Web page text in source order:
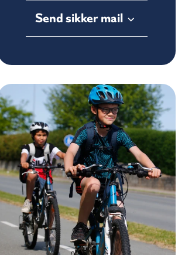
Send sikker mail